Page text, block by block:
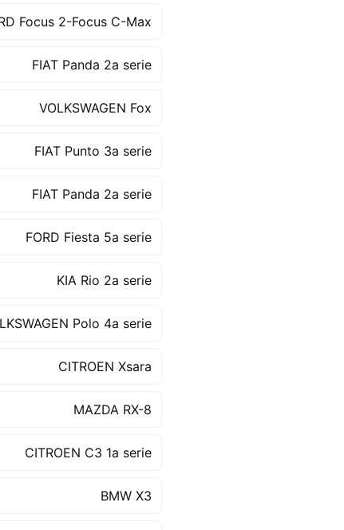
Focus 2-Focus C-Max
FIAT Panda 2a serie
VOLKSWAGEN Fox
FIAT Punto 3a serie
FIAT Panda 2a serie
FORD Fiesta 5a serie
KIA Rio 2a serie
Polo 4a serie
CITROEN Xsara
MAZDA RX-8
CITROEN C3 1a serie
BMW X3